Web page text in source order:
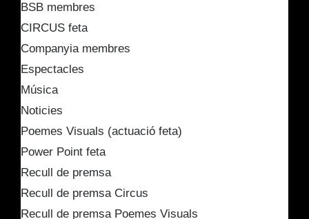
BSB membres
CIRCUS feta
Companyia membres
Espectacles
Música
Noticies
Poemes Visuals (actuació feta)
Power Point feta
Recull de premsa
Recull de premsa Circus
Recull de premsa Poemes Visuals